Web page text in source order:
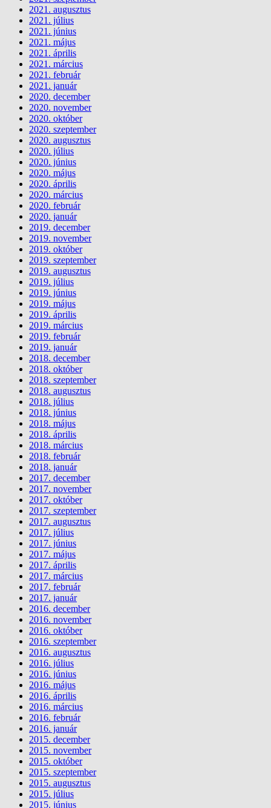
2021. augusztus
2021. július
2021. június
2021. május
2021. április
2021. március
2021. február
2021. január
2020. december
2020. november
2020. október
2020. szeptember
2020. augusztus
2020. július
2020. június
2020. május
2020. április
2020. március
2020. február
2020. január
2019. december
2019. november
2019. október
2019. szeptember
2019. augusztus
2019. július
2019. június
2019. május
2019. április
2019. március
2019. február
2019. január
2018. december
2018. október
2018. szeptember
2018. augusztus
2018. július
2018. június
2018. május
2018. április
2018. március
2018. február
2018. január
2017. december
2017. november
2017. október
2017. szeptember
2017. augusztus
2017. július
2017. június
2017. május
2017. április
2017. március
2017. február
2017. január
2016. december
2016. november
2016. október
2016. szeptember
2016. augusztus
2016. július
2016. június
2016. május
2016. április
2016. március
2016. február
2016. január
2015. december
2015. november
2015. október
2015. szeptember
2015. augusztus
2015. július
2015. június